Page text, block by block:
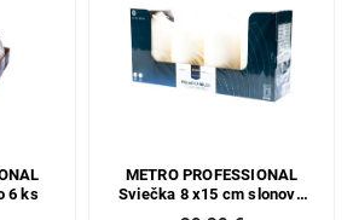
6 ks
METRO PROFESSIONAL
Sviečka 8 x15 cm slonová
kosť 4 ks